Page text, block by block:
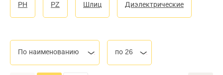
PH PZ Шлиц Диэлектрические
По наименованию по 26